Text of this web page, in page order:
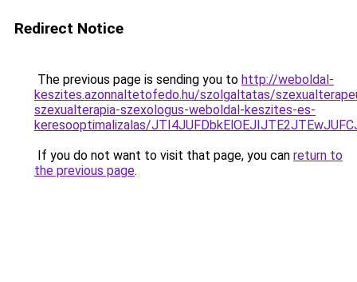
Redirect Notice
The previous page is sending you to http://weboldal-
keszites.azonnaltetofedo.hu/szolgaltatas/
szexualterapia-szexologus-weboldal-keszites-es-
keresooptimalizalas/
If you do not want to visit that page, you can return to
the previous page.